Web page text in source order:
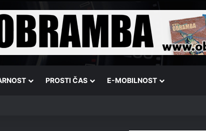
PROSTI ČAS E-MOBILNOST